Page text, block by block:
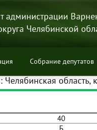
администрации
Челябинской
Собрание депутатов
Челябинская
40